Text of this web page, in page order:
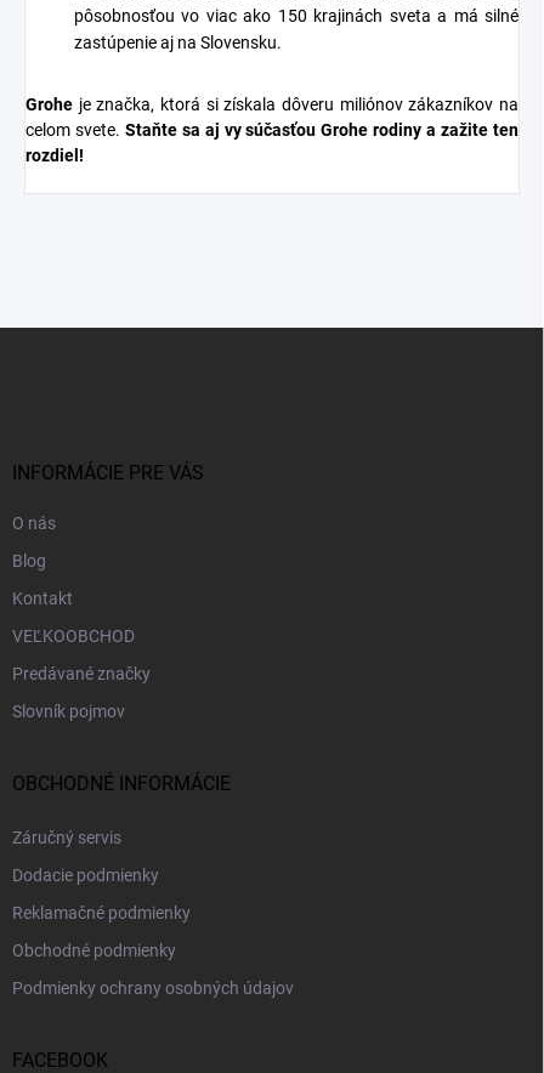
pôsobnosťou vo viac ako 150 krajinách sveta a má silné
zastúpenie aj na Slovensku.
Grohe je značka, ktorá si získala dôveru miliónov zákazníkov na
celom svete. Staňte sa aj vy súčasťou Grohe rodiny a zažite ten
rozdiel!
INFORMÁCIE PRE VÁS
O nás
Blog
Kontakt
VEĽKOOBCHOD
Predávané značky
Slovník pojmov
OBCHODNÉ INFORMÁCIE
Záručný servis
Dodacie podmienky
Reklamačné podmienky
Obchodné podmienky
Podmienky ochrany osobných údajov
FACEBOOK